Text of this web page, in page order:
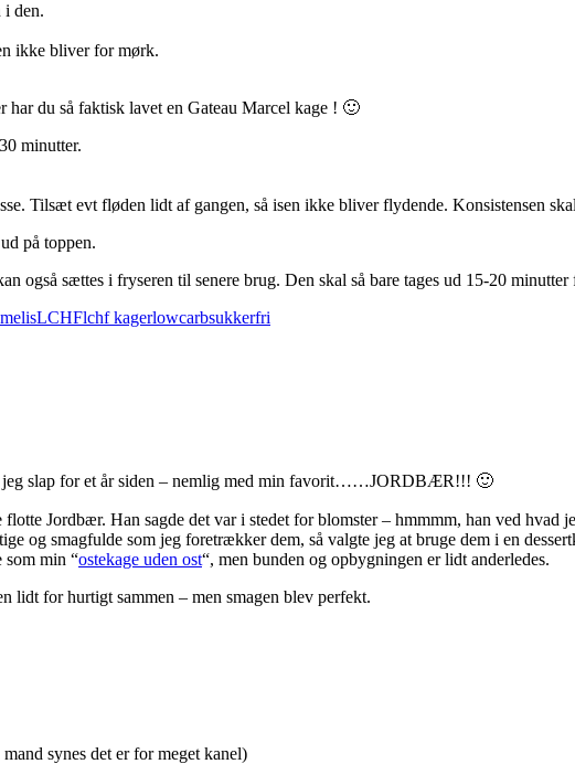
i den.
ikke bliver for mørk.
har du så faktisk lavet en Gateau Marcel kage ! 🙂
minutter.
Tilsæt evt fløden lidt af gangen, så isen ikke bliver flydende. Konsistensen
på toppen.
også sættes i fryseren til senere brug. Den skal så bare tages ud 15-20 minutter
isLCHFlchf kagerlowcarbsukkerfri
jeg slap for et år siden – nemlig med min favorit……JORDBÆR!!! 🙂
Jordbær. Han sagde det var i stedet for blomster – hmmmm, han ved hvad
og smagfulde som jeg foretrækker dem, så valgte jeg at bruge dem i en
som min “ostekage uden ost“, men bunden og opbygningen er lidt anderledes.
lidt for hurtigt sammen – men smagen blev perfekt.
synes det er for meget kanel)